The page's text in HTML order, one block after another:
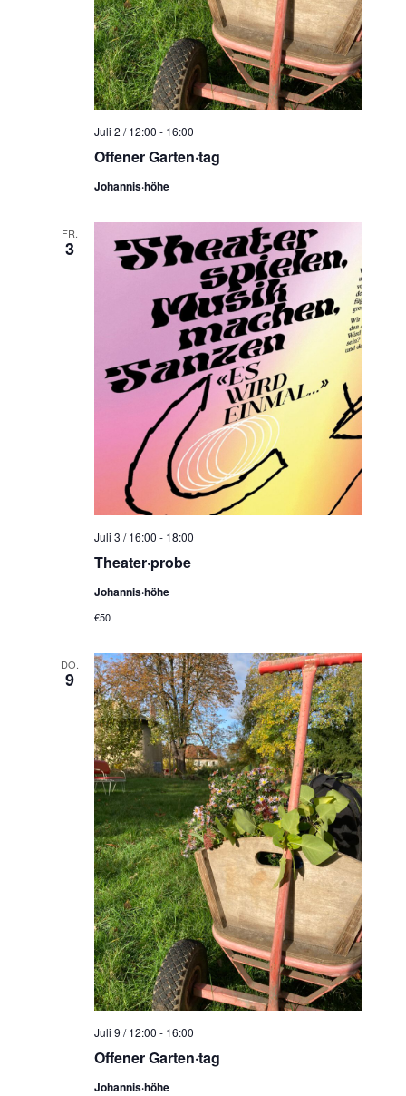
Offener Garten·tag
Juli 2 / 12:00 - 16:00
Johannis·höhe
FR.
3
Theater·probe
Juli 3 / 16:00 - 18:00
Johannis·höhe
€50
DO.
9
Offener Garten·tag
Juli 9 / 12:00 - 16:00
Johannis·höhe